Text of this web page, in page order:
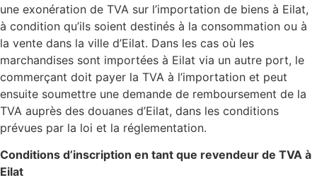
une exonération de TVA sur l’importation de biens à Eilat,
à condition qu’ils soient destinés à la consommation ou à
la vente dans la ville d’Eilat. Dans les cas où les
marchandises sont importées à Eilat via un autre port, le
commerçant doit payer la TVA à l’importation et peut
ensuite soumettre une demande de remboursement de la
TVA auprès des douanes d’Eilat, dans les conditions
prévues par la loi et la réglementation.
Conditions d’inscription en tant que revendeur de TVA à
Eilat